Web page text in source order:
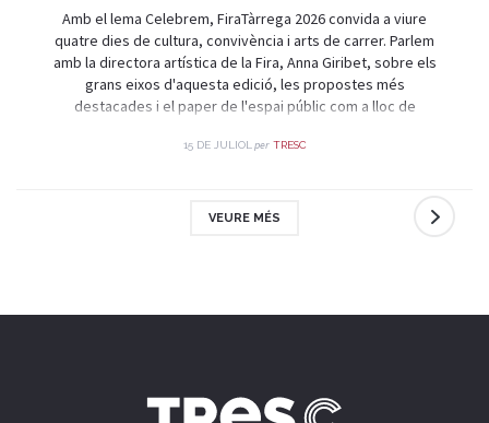
Amb el lema Celebrem, FiraTàrrega 2026 convida a viure
quatre dies de cultura, convivència i arts de carrer. Parlem
amb la directora artística de la Fira, Anna Giribet, sobre els
grans eixos d'aquesta edició, les propostes més
destacades i el paper de l'espai públic com a lloc de
15 DE JULIOL per TRESC
VEURE MÉS